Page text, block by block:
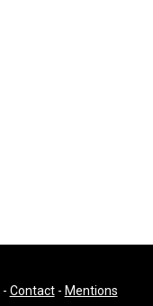
- Contact- Mentions